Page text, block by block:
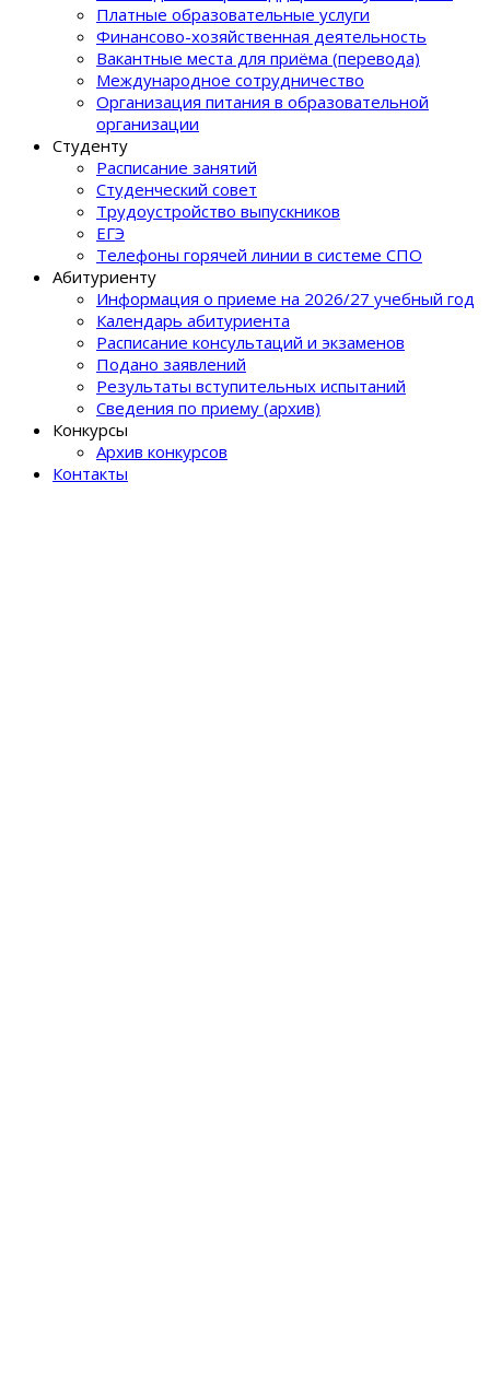
Платные образовательные услуги
Финансово-хозяйственная деятельность
Вакантные места для приёма (перевода)
Международное сотрудничество
Организация питания в образовательной
организации
Студенту
Расписание занятий
Студенческий совет
Трудоустройство выпускников
ЕГЭ
Телефоны горячей линии в системе СПО
Абитуриенту
Информация о приеме на 2026/27 учебный год
Календарь абитуриента
Расписание консультаций и экзаменов
Подано заявлений
Результаты вступительных испытаний
Сведения по приему (архив)
Конкурсы
Архив конкурсов
Контакты